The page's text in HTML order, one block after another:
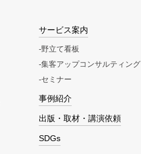
サービス案内
野立て看板
集客アップコンサルティング
セミナー
事例紹介
出版・取材・講演依頼
SDGs